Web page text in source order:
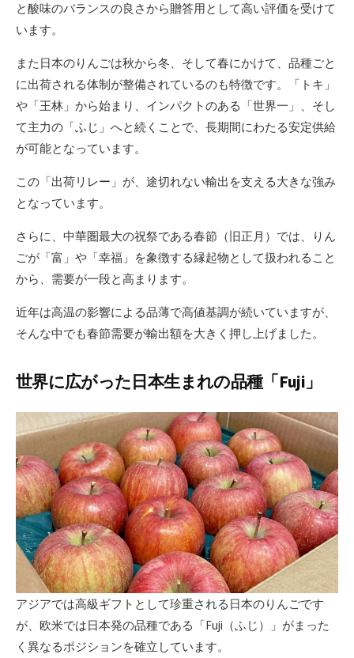
と酸味のバランスの良さから贈答用として高い評価を受けて
います。
また日本のりんごは秋から冬、そして春にかけて、品種ごと
に出荷される体制が整備されているのも特徴です。「トキ」
や「王林」から始まり、インパクトのある「世界一」、そし
て主力の「ふじ」へと続くことで、長期間にわたる安定供給
が可能となっています。
この「出荷リレー」が、途切れない輸出を支える大きな強み
となっています。
さらに、中華圏最大の祝祭である春節（旧正月）では、りん
ごが「富」や「幸福」を象徴する縁起物として扱われること
から、需要が一段と高まります。
近年は高温の影響による品薄で高値基調が続いていますが、
そんな中でも春節需要が輸出額を大きく押し上げました。
世界に広がった日本生まれの品種「Fuji」
アジアでは高級ギフトとして珍重される日本のりんごです
が、欧米では日本発の品種である「Fuji（ふじ）」がまった
く異なるポジションを確立しています。